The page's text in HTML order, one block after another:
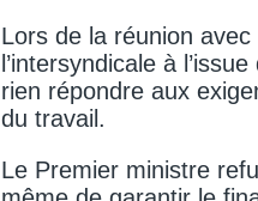
Lors de la réunion
l’intersyndicale à
rien répondre aux
du travail.
Le Premier ministre